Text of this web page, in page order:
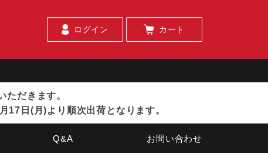
ログイン カート
だきます。
17日(月)より順次出荷となります。
Q&A お問い合わせ